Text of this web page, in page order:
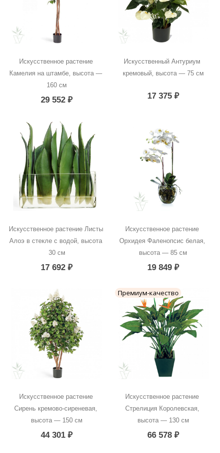
Искусственное растение
Камелия на штамбе, высота —
160 см
29 552₽
Искусственный Антуриум
кремовый, высота — 75 см
17 375 ₽
Искусственное растение Листы
Алоэ в стекле с водой, высота
30 см
17 692₽
Искусственное растение
Орхидея Фаленопсис белая,
высота — 85 см
19 849 ₽
Искусственное растение
Сирень кремово-сиреневая,
высота — 150 см
44 301₽
Премиум-качество
Искусственное растение
Стрелиция Королевская,
высота — 130 см
66 578 ₽